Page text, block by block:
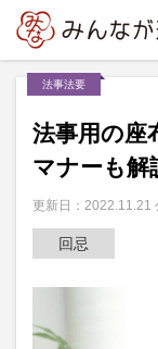
法事法要
法事用の座
マナーも解
更新日：2022.11.21
回忌